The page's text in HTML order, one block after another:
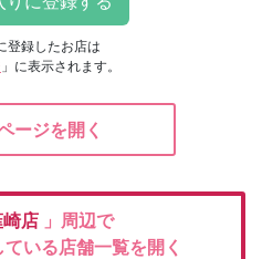
登録したお店は
」に表示されます。
ージを開く
店 」周辺で
いる店舗一覧を開く